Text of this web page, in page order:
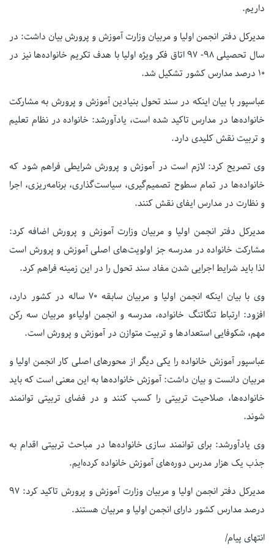
داریم.
مدیرکل دفتر انجمن اولیا و مربیان وزارت آموزش و پرورش بیان داشت: در
سال تحصیلی ۹۸- ۹۷ اتاق فکر ویژه اولیا با هدف تکریم خانواده‌ها نیز در
۱۰ درصد مدارس کشور تشکیل شد.
عباسپور با بیان اینکه در سند تحول بنیادین آموزش و پرورش به مشارکت
خانواده‌ها در مدارس تاکید شده است، یادآورشد: خانواده در نظام تعلیم
و تربیت نقش کلیدی دارد.
وی تصریح کرد: لازم است در آموزش و پرورش شرایطی فراهم شود که
خانواده‌ها در تمام سطوح تصمیم‌گیری، سیاست‌گذاری، برنامه‌ریزی، اجرا
و نظارت در مدارس ایفای نقش کنند.
مدیرکل دفتر انجمن اولیا و مربیان وزارت آموزش و پرورش اضافه کرد:
مشارکت خانواده در مدرسه جز اولویت‌های اصلی آموزش و پرورش است
لذا باید شرایط اجرایی شدن مفاد سند تحول را در این زمینه فراهم کرد.
وی با بیان اینکه انجمن اولیا و مربیان سابقه ۷۰ ساله در کشور دارد،
افزود: ارتباط تنگاتنگ خانواده، مدرسه و انجمن اولیاءو مربیان سه رکن
مهم، شکوفایی استعدادها و تربیت متوازن در آموزش و پرورش است.
عباسپور آموزش خانواده را یکی دیگر از محورهای اصلی کار انجمن اولیا و
مربیان دانست و بیان داشت: آموزش خانواده‌ها به این معنی است که باید
خانواده‌ها، صلاحیت تربیتی را کسب کنند و در فضای تربیتی توانمند
شوند.
وی یادآورشد: برای توانمند سازی خانواده‌ها در مباحث تربیتی اقدام به
جذب یک هزار مدرس دوره‌های آموزش خانواده کرده‌ایم.
مدیرکل دفتر انجمن اولیا و مربیان وزارت آموزش و پرورش تاکید کرد: ۹۷
درصد مدارس کشور دارای انجمن اولیا و مربیان هستند.
انتهای پیام/